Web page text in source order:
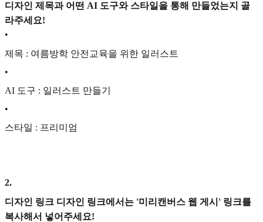
디자인 제목과 어떤 AI 도구와 스타일을 통해 만들었는지 골
라주세요!
•
제목 : 여름방학 안전교육을 위한 일러스트
•
AI 도구 : 일러스트 만들기
•
스타일 : 프리미엄
2.
디자인 링크 디자인 링크에서는 '미리캔버스 웹 게시' 링크를
복사해서 넣어주세요!